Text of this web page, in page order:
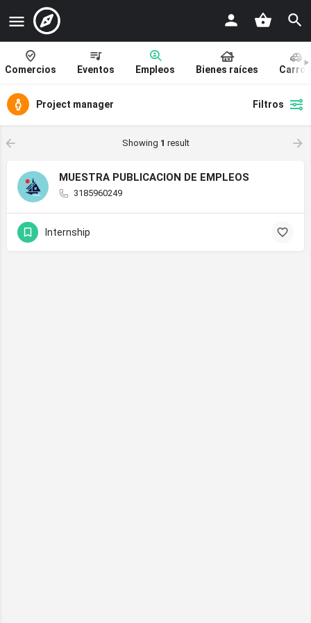
Comercios Eventos Empleos Bienes raíces Carros
Project manager Filtros
Showing 1 result
MUESTRA PUBLICACION DE EMPLEOS
3185960249
Internship